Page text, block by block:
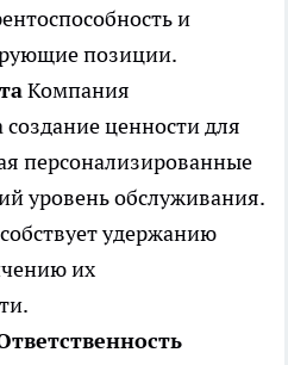
и
позиции.
Компания
создание ценности для
персонализированные
уровень обслуживания.
удержанию
их